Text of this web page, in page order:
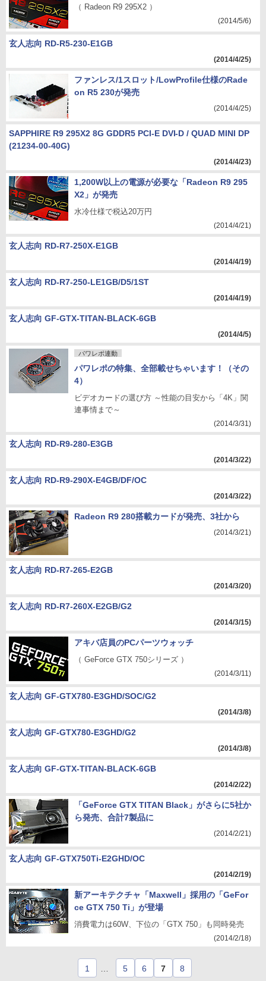
（ Radeon R9 295X2 ）
(2014/5/6)
玄人志向 RD-R5-230-E1GB
(2014/4/25)
ファンレス/1スロット/LowProfile仕様のRade
on R5 230が発売
(2014/4/25)
SAPPHIRE R9 295X2 8G GDDR5 PCI-E DVI-D / QUAD MINI DP
(21234-00-40G)
(2014/4/23)
1,200W以上の電源が必要な「Radeon R9 295
X2」が発売
水冷仕様で税込20万円
(2014/4/21)
玄人志向 RD-R7-250X-E1GB
(2014/4/19)
玄人志向 RD-R7-250-LE1GB/D5/1ST
(2014/4/19)
玄人志向 GF-GTX-TITAN-BLACK-6GB
(2014/4/5)
パワレポ連動
パワレポの特集、全部載せちゃいます！（その
4）
ビデオカードの選び方 ～性能の目安から「4K」関
連事情まで～
(2014/3/31)
玄人志向 RD-R9-280-E3GB
(2014/3/22)
玄人志向 RD-R9-290X-E4GB/DF/OC
(2014/3/22)
Radeon R9 280搭載カードが発売、3社から
(2014/3/21)
玄人志向 RD-R7-265-E2GB
(2014/3/20)
玄人志向 RD-R7-260X-E2GB/G2
(2014/3/15)
アキバ店員のPCパーツウォッチ
（ GeForce GTX 750シリーズ ）
(2014/3/11)
玄人志向 GF-GTX780-E3GHD/SOC/G2
(2014/3/8)
玄人志向 GF-GTX780-E3GHD/G2
(2014/3/8)
玄人志向 GF-GTX-TITAN-BLACK-6GB
(2014/2/22)
「GeForce GTX TITAN Black」がさらに5社か
ら発売、合計7製品に
(2014/2/21)
玄人志向 GF-GTX750Ti-E2GHD/OC
(2014/2/19)
新アーキテクチャ「Maxwell」採用の「GeFor
ce GTX 750 Ti」が登場
消費電力は60W、下位の「GTX 750」も同時発売
(2014/2/18)
1 5 6 7 8